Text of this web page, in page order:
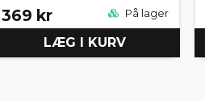
369 kr På lager
LÆG I KURV